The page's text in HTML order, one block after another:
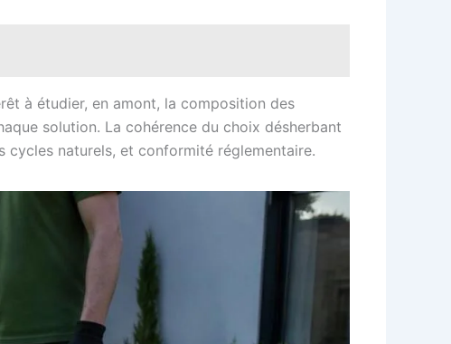
à étudier, en amont, la composition des
solution. La cohérence du choix désherbant
naturels, et conformité réglementaire.